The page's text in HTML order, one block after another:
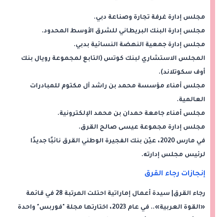
مجلس إدارة غرفة تجارة وصناعة دبي.
مجلس إدارة البنك البريطاني للشرق الأوسط المحدود.
مجلس إدارة جمعية النهضة النسائية بدبي.
المجلس الاستشاري لبنك كوتس (التابع لمجموعة رويال بنك
أوف سكوتلاند).
مجلس أمناء مؤسسة محمد بن راشد آل مكتوم للمبادرات
العالمية.
مجلس أمناء جامعة حمدان بن محمد الإلكترونية.
مجلس إدارة مجموعة عيسى صالح القرق.
في مارس 2020، عيّن بنك الفجيرة الوطني القرق نائبًا جديدًا
لرئيس مجلس إدارته.
إنجازات رجاء القرق
رجاء القرق| سيدة أعمال إماراتية احتلت المرتبة 28 في قائمة
«القوة العربية».. في عام 2023، اختارتها مجلة "فوربس" واحدة